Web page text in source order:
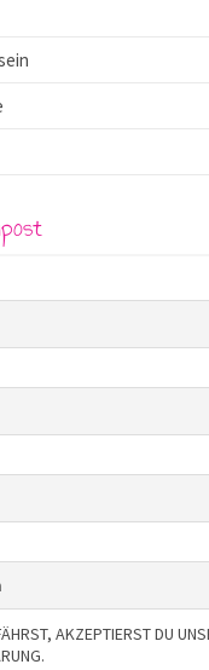
AKZEPTIERST DU